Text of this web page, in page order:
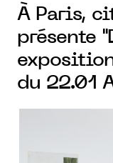
À Paris,
présente
du 22.01